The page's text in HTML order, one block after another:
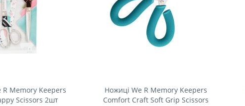
R Memory Keepers
Scissors 2шт
Ножиці We R Memory Keepers
Comfort Craft Soft Grip Scissors